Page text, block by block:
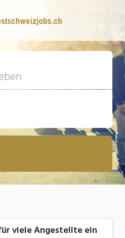
viele Angestellte ein